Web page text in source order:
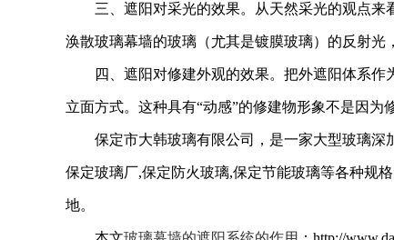
三、遮阳对采光的效果。从天然采光的观点
涣散玻璃幕墙的玻璃（尤其是镀膜玻璃）的反射光
四、遮阳对修建外观的效果。把外遮阳体系
立面方式。这种具有“动感”的修建物形象不是因
保定市大韩玻璃有限公司，是一家大型玻璃
保定玻璃厂,保定防火玻璃,保定节能玻璃等各种规
地。